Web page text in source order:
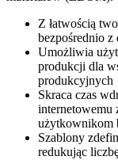
Z łatwością
bezpośrednio
Umożliwia
produkcji dla
produkcyjnych
Skraca czas
internetowemu
użytkownikom
Szablony
redukując